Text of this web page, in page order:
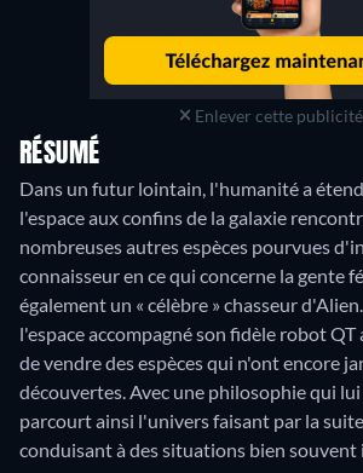
Enlever cette publicité
RÉSUMÉ
Dans un futur lointain, l'humanité a
l'espace aux confins de la galaxie
nombreuses autres espèces pourvues
connaisseur en ce qui concerne la gente
également un « célèbre » chasseur
l'espace accompagné son fidèle robot
de vendre des espèces qui n'ont encore
découvertes. Avec une philosophie qui
parcourt ainsi l'univers faisant par la
conduisant à des situations bien souvent